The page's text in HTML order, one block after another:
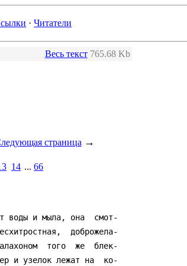
· Читатели
Весь текст 765.68 Kb
страница →
14 ...66